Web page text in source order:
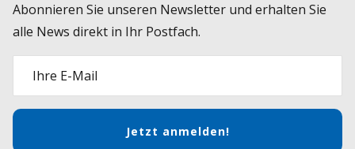
Abonnieren Sie unseren Newsletter und erhalten Sie
alle News direkt in Ihr Postfach.
Ihre E-Mail
Jetzt anmelden!